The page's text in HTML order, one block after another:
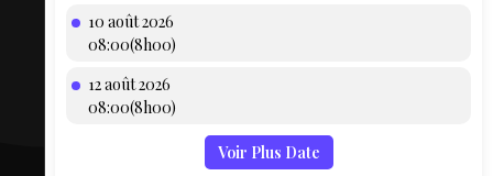
10 août 2026
08:00(8h00)
12 août 2026
08:00(8h00)
Voir Plus Date